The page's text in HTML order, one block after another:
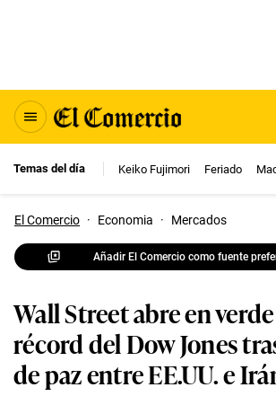
Temas del día Keiko Fujimori Feriado
El Comercio · Economia · Mercados
Añadir El Comercio como fuente
Wall Street abre en
récord del Dow Jones
de paz entre EE.UU. e